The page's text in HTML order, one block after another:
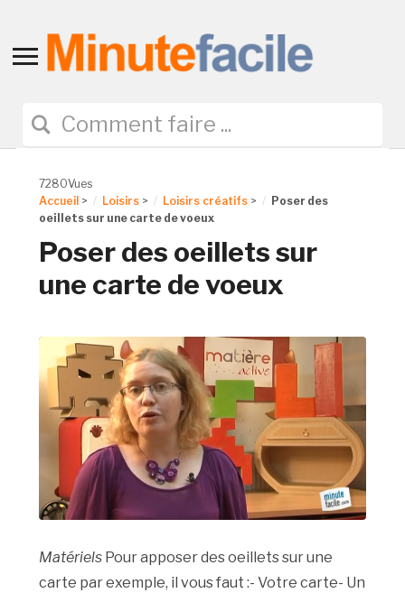
Toggle
navigation
7280Vues
Accueil > Loisirs > Loisirs créatifs >
Poser des
oeillets sur une carte de voeux
Poser des oeillets sur
une carte de voeux
Matériels Pour apposer des oeillets sur une
carte par exemple, il vous faut :- Votre carte- Un